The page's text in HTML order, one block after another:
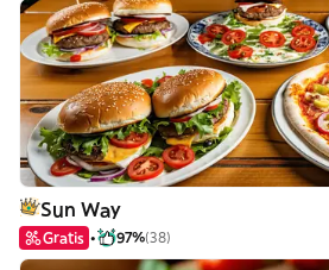
Sun Way
Gratis 97%(38)